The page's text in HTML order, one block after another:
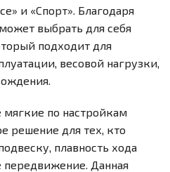
и «Спорт». Благодаря
выбрать для себя
подходит для
весовой нагрузки,
мягкие по настройкам
решение для тех, кто
плавность хода
передвижение. Данная